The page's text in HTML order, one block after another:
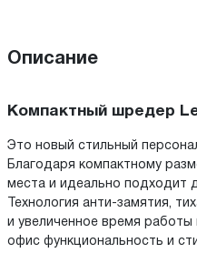
Описание
Компактный шредер
Это новый стильный
Благодаря компактному
места и идеально подходит
Технология анти-замятия,
и увеличенное время
офис функциональность и